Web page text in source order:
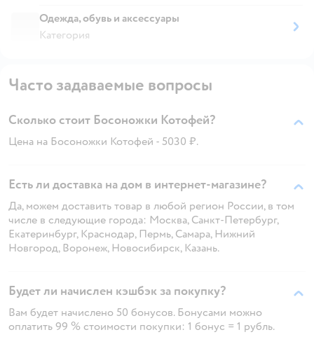
Одежда, обувь и аксессуары
Категория
Часто задаваемые вопросы
Сколько стоит Босоножки Котофей?
Цена на Босоножки Котофей - 5030 ₽.
Есть ли доставка на дом в интернет-магазине?
Да, можем доставить товар в любой регион России, в том
числе в следующие города: Москва, Санкт-Петербург,
Екатеринбург, Краснодар, Пермь, Самара, Нижний
Новгород, Воронеж, Новосибирск, Казань.
Будет ли начислен кэшбэк за покупку?
Вам будет начислено 50 бонусов. Бонусами можно
оплатить 99 % стоимости покупки: 1 бонус = 1 рубль.